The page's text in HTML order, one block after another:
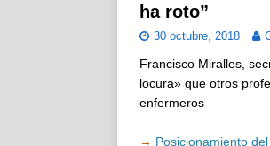
ha roto”
30 octubre, 2018
Francisco Miralles,
locura» que otros
enfermeros
→ Posicionamiento